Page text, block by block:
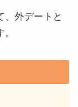
、外デートと